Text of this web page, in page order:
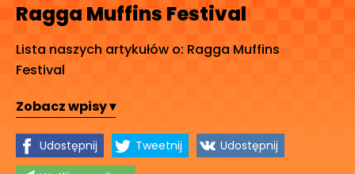
Ragga Muffins Festival
Lista naszych artykułów o: Ragga Muffins
Festival
Zobacz wpisy ▾
Udostępnij Tweetnij
Udostępnij